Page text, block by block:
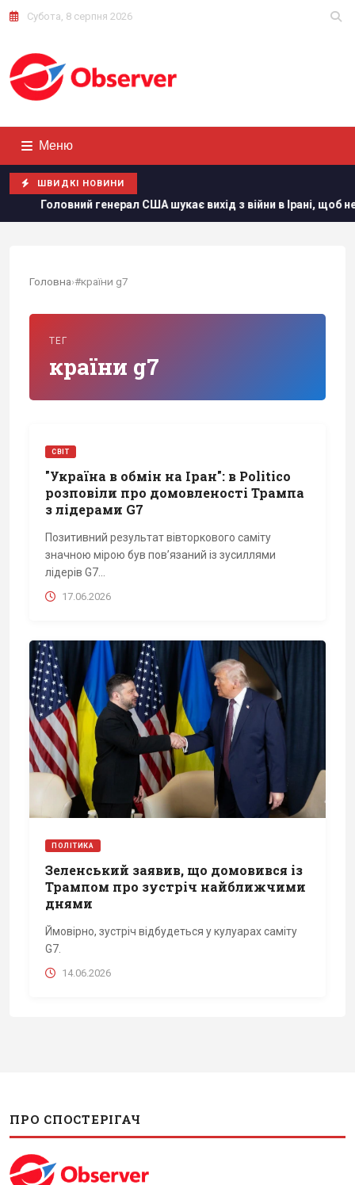
Субота, 8 серпня 2026
Меню
ШВИДКІ НОВИНИ
генерал США шукає вихід з війни в Ірані, щоб не
Головна›#країни g7
ТЕГ
країни g7
СВІТ
"Україна в обмін на Іран": в Politico
розповіли про домовленості Трампа
з лідерами G7
Позитивний результат вівторкового саміту
значною мірою був пов’язаний із зусиллями
лідерів G7...
17.06.2026
ПОЛІТИКА
Зеленський заявив, що домовився із
Трампом про зустріч найближчими
днями
Ймовірно, зустріч відбудеться у кулуарах саміту
G7.
14.06.2026
ПРО СПОСТЕРІГАЧ